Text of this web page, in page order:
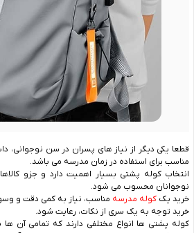
قطعا یکی دیگر از نیاز های پسران در سن نوجوانی،
مناسب برای استفاده در زمان مدرسه می باشد.
انتخاب کوله پشتی بسیار اهمیت دارد و جزو
نوجوانان محسوب می شود.
خرید یک کوله مدرسه مناسب، نیاز به کمی دقت و
خرید توجه به یک سری از نکات، رعایت شود.
کوله پشتی ها انواع مختلفی دارند که تمامی آن ها